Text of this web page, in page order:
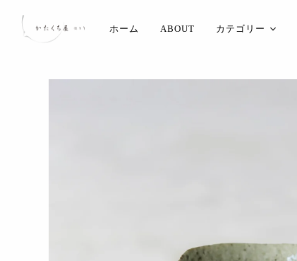
ホーム ABOUT カテゴリー